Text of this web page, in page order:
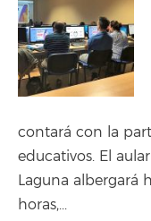
contará con la
educativos. El
Laguna albergará
horas,...